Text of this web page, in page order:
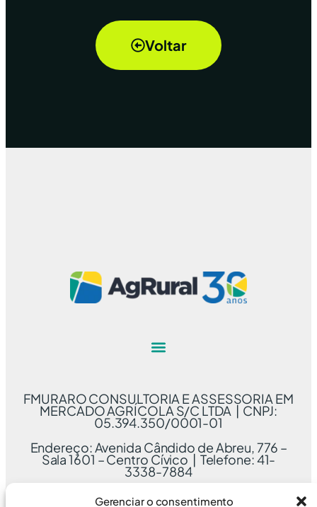
Gerenciar o consentimento
Voltar
FMURARO CONSULTORIA E ASSESSORIA EM
MERCADO AGRÍCOLA S/C LTDA | CNPJ:
05.394.350/0001-01
Endereço: Avenida Cândido de Abreu, 776 –
Sala 1601 – Centro Cívico | Telefone: 41-
3338-7884